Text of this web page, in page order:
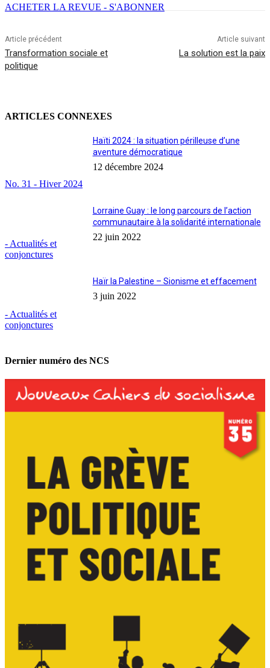
ACHETER LA REVUE - S'ABONNER
Article précédent
Transformation sociale et
politique
Article suivant
La solution est la paix
ARTICLES CONNEXES
No. 31 - Hiver 2024
Haïti 2024 : la situation périlleuse d’une
aventure démocratique
12 décembre 2024
- Actualités et
conjonctures
Lorraine Guay : le long parcours de l’action
communautaire à la solidarité internationale
22 juin 2022
- Actualités et
conjonctures
Haïr la Palestine – Sionisme et effacement
3 juin 2022
Dernier numéro des NCS